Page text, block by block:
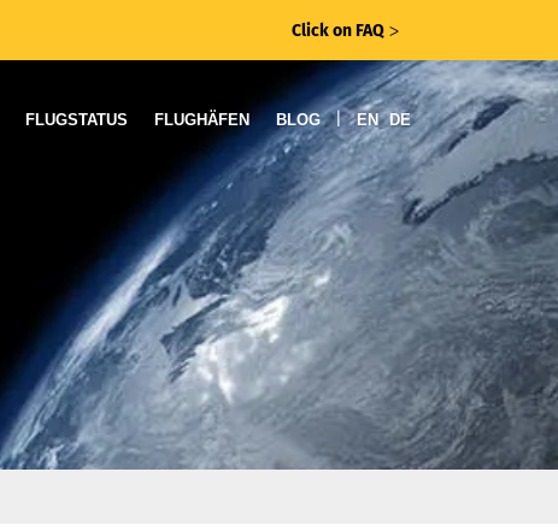
Click on FAQ ᐳ
FLUGSTATUS FLUGHÄFEN BLOG | EN DE